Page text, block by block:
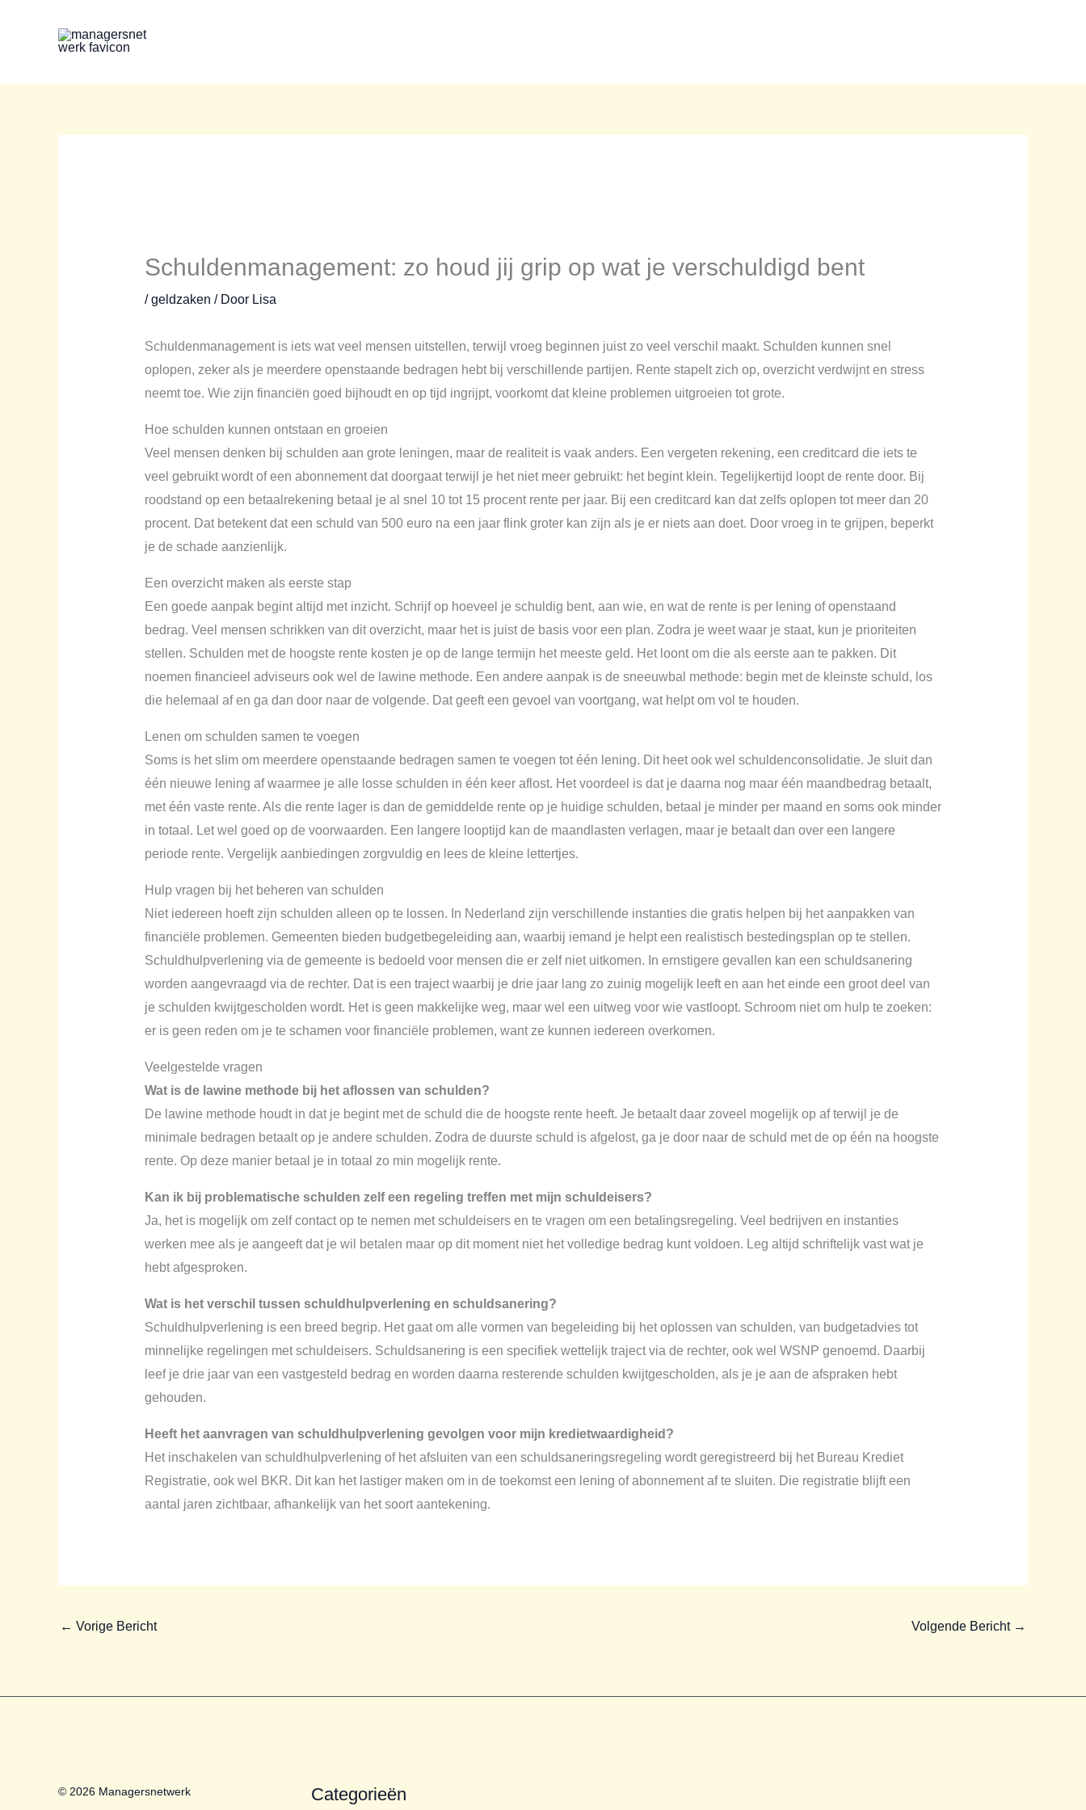
inhoud
Schuldenmanagement: zo houd jij grip op wat je verschuldigd bent
/geldzaken / Door Lisa
Schuldenmanagement is iets wat veel mensen uitstellen, terwijl vroeg beginnen juist zo veel verschil maakt. Schulden kunnen snel
oplopen, zeker als je meerdere openstaande bedragen hebt bij verschillende partijen. Rente stapelt zich op, overzicht verdwijnt en stress
neemt toe. Wie zijn financiën goed bijhoudt en op tijd ingrijpt, voorkomt dat kleine problemen uitgroeien tot grote.
Hoe schulden kunnen ontstaan en groeien
Veel mensen denken bij schulden aan grote leningen, maar de realiteit is vaak anders. Een vergeten rekening, een creditcard die iets te
veel gebruikt wordt of een abonnement dat doorgaat terwijl je het niet meer gebruikt: het begint klein. Tegelijkertijd loopt de rente door. Bij
roodstand op een betaalrekening betaal je al snel 10 tot 15 procent rente per jaar. Bij een creditcard kan dat zelfs oplopen tot meer dan 20
procent. Dat betekent dat een schuld van 500 euro na een jaar flink groter kan zijn als je er niets aan doet. Door vroeg in te grijpen, beperkt
je de schade aanzienlijk.
Een overzicht maken als eerste stap
Een goede aanpak begint altijd met inzicht. Schrijf op hoeveel je schuldig bent, aan wie, en wat de rente is per lening of openstaand
bedrag. Veel mensen schrikken van dit overzicht, maar het is juist de basis voor een plan. Zodra je weet waar je staat, kun je prioriteiten
stellen. Schulden met de hoogste rente kosten je op de lange termijn het meeste geld. Het loont om die als eerste aan te pakken. Dit
noemen financieel adviseurs ook wel de lawine methode. Een andere aanpak is de sneeuwbal methode: begin met de kleinste schuld, los
die helemaal af en ga dan door naar de volgende. Dat geeft een gevoel van voortgang, wat helpt om vol te houden.
Lenen om schulden samen te voegen
Soms is het slim om meerdere openstaande bedragen samen te voegen tot één lening. Dit heet ook wel schuldenconsolidatie. Je sluit dan
één nieuwe lening af waarmee je alle losse schulden in één keer aflost. Het voordeel is dat je daarna nog maar één maandbedrag betaalt,
met één vaste rente. Als die rente lager is dan de gemiddelde rente op je huidige schulden, betaal je minder per maand en soms ook minder
in totaal. Let wel goed op de voorwaarden. Een langere looptijd kan de maandlasten verlagen, maar je betaalt dan over een langere
periode rente. Vergelijk aanbiedingen zorgvuldig en lees de kleine lettertjes.
Hulp vragen bij het beheren van schulden
Niet iedereen hoeft zijn schulden alleen op te lossen. In Nederland zijn verschillende instanties die gratis helpen bij het aanpakken van
financiële problemen. Gemeenten bieden budgetbegeleiding aan, waarbij iemand je helpt een realistisch bestedingsplan op te stellen.
Schuldhulpverlening via de gemeente is bedoeld voor mensen die er zelf niet uitkomen. In ernstigere gevallen kan een schuldsanering
worden aangevraagd via de rechter. Dat is een traject waarbij je drie jaar lang zo zuinig mogelijk leeft en aan het einde een groot deel van
je schulden kwijtgescholden wordt. Het is geen makkelijke weg, maar wel een uitweg voor wie vastloopt. Schroom niet om hulp te zoeken:
er is geen reden om je te schamen voor financiële problemen, want ze kunnen iedereen overkomen.
Veelgestelde vragen
Wat is de lawine methode bij het aflossen van schulden?
De lawine methode houdt in dat je begint met de schuld die de hoogste rente heeft. Je betaalt daar zoveel mogelijk op af terwijl je de
minimale bedragen betaalt op je andere schulden. Zodra de duurste schuld is afgelost, ga je door naar de schuld met de op één na hoogste
rente. Op deze manier betaal je in totaal zo min mogelijk rente.
Kan ik bij problematische schulden zelf een regeling treffen met mijn schuldeisers?
Ja, het is mogelijk om zelf contact op te nemen met schuldeisers en te vragen om een betalingsregeling. Veel bedrijven en instanties
werken mee als je aangeeft dat je wil betalen maar op dit moment niet het volledige bedrag kunt voldoen. Leg altijd schriftelijk vast wat je
hebt afgesproken.
Wat is het verschil tussen schuldhulpverlening en schuldsanering?
Schuldhulpverlening is een breed begrip. Het gaat om alle vormen van begeleiding bij het oplossen van schulden, van budgetadvies tot
minnelijke regelingen met schuldeisers. Schuldsanering is een specifiek wettelijk traject via de rechter, ook wel WSNP genoemd. Daarbij
leef je drie jaar van een vastgesteld bedrag en worden daarna resterende schulden kwijtgescholden, als je je aan de afspraken hebt
gehouden.
Heeft het aanvragen van schuldhulpverlening gevolgen voor mijn kredietwaardigheid?
Het inschakelen van schuldhulpverlening of het afsluiten van een schuldsaneringsregeling wordt geregistreerd bij het Bureau Krediet
Registratie, ook wel BKR. Dit kan het lastiger maken om in de toekomst een lening of abonnement af te sluiten. Die registratie blijft een
aantal jaren zichtbaar, afhankelijk van het soort aantekening.
← Vorige Bericht Volgende Bericht →
© 2026 Managersnetwerk Categorieën